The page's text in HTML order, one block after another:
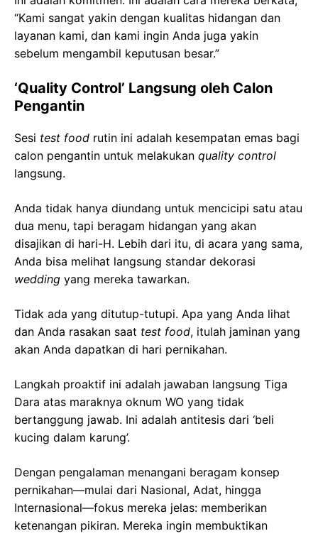
“Kami sangat yakin dengan kualitas hidangan dan
layanan kami, dan kami ingin Anda juga yakin
sebelum mengambil keputusan besar.”
‘Quality Control’ Langsung oleh Calon
Pengantin
Sesi test food rutin ini adalah kesempatan emas bagi
calon pengantin untuk melakukan quality control
langsung.
Anda tidak hanya diundang untuk mencicipi satu atau
dua menu, tapi beragam hidangan yang akan
disajikan di hari-H. Lebih dari itu, di acara yang sama,
Anda bisa melihat langsung standar dekorasi
wedding yang mereka tawarkan.
Tidak ada yang ditutup-tutupi. Apa yang Anda lihat
dan Anda rasakan saat test food, itulah jaminan yang
akan Anda dapatkan di hari pernikahan.
Langkah proaktif ini adalah jawaban langsung Tiga
Dara atas maraknya oknum WO yang tidak
bertanggung jawab. Ini adalah antitesis dari ‘beli
kucing dalam karung’.
Dengan pengalaman menangani beragam konsep
pernikahan—mulai dari Nasional, Adat, hingga
Internasional—fokus mereka jelas: memberikan
ketenangan pikiran. Mereka ingin membuktikan